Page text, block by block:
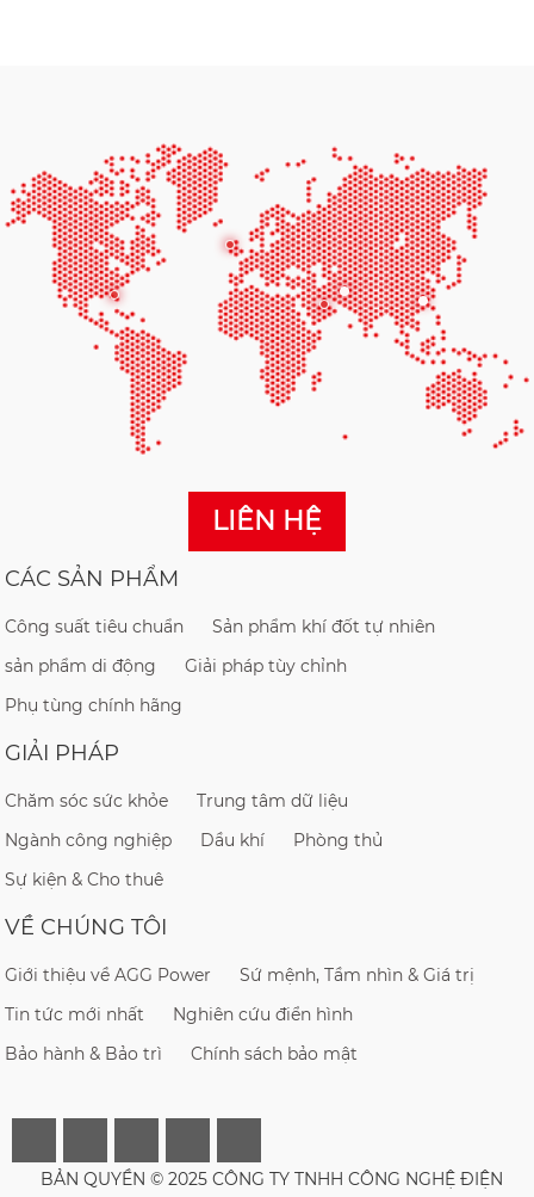
LIÊN HỆ
CÁC SẢN PHẨM
Công suất tiêu chuẩn
Sản phẩm khí đốt tự nhiên
sản phẩm di động
Giải pháp tùy chỉnh
Phụ tùng chính hãng
GIẢI PHÁP
Chăm sóc sức khỏe
Trung tâm dữ liệu
Ngành công nghiệp
Dầu khí
Phòng thủ
Sự kiện & Cho thuê
VỀ CHÚNG TÔI
Giới thiệu về AGG Power
Sứ mệnh, Tầm nhìn & Giá trị
Tin tức mới nhất
Nghiên cứu điển hình
Bảo hành & Bảo trì
Chính sách bảo mật
BẢN QUYỀN © 2025 CÔNG TY TNHH CÔNG NGHỆ ĐIỆN